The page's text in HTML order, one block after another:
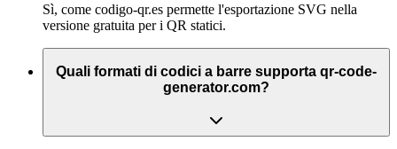
Sì, come codigo-qr.es permette l'esportazione SVG nella
versione gratuita per i QR statici.
Quali formati di codici a barre supporta qr-code-
generator.com?